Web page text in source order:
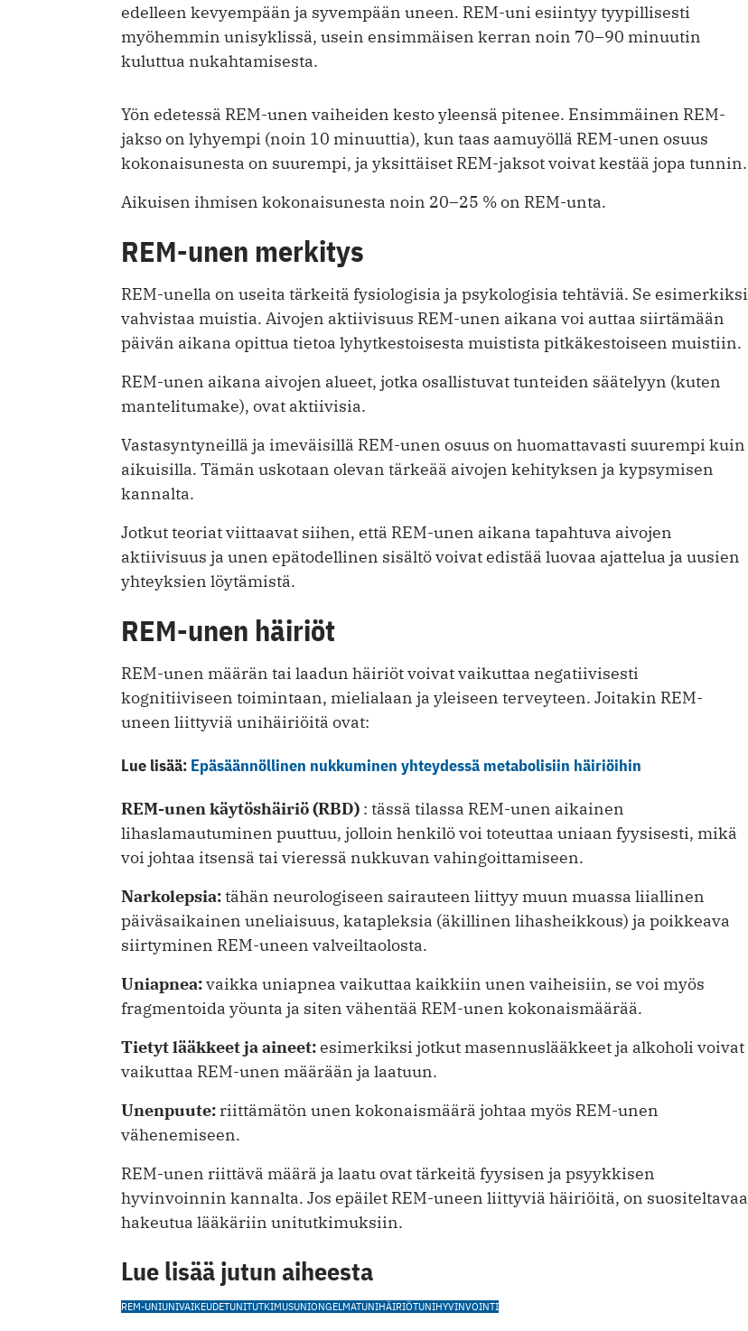
edelleen kevyempään ja syvempään uneen. REM-uni esiintyy tyypillisesti
myöhemmin unisyklissä, usein ensimmäisen kerran noin 70–90 minuutin
kuluttua nukahtamisesta.
Yön edetessä REM-unen vaiheiden kesto yleensä pitenee. Ensimmäinen REM-
jakso on lyhyempi (noin 10 minuuttia), kun taas aamuyöllä REM-unen osuus
kokonaisunesta on suurempi, ja yksittäiset REM-jaksot voivat kestää jopa tunnin.
Aikuisen ihmisen kokonaisunesta noin 20–25 % on REM-unta.
REM-unen merkitys
REM-unella on useita tärkeitä fysiologisia ja psykologisia tehtäviä. Se esimerkiksi
vahvistaa muistia. Aivojen aktiivisuus REM-unen aikana voi auttaa siirtämään
päivän aikana opittua tietoa lyhytkestoisesta muistista pitkäkestoiseen muistiin.
REM-unen aikana aivojen alueet, jotka osallistuvat tunteiden säätelyyn (kuten
mantelitumake), ovat aktiivisia.
Vastasyntyneillä ja imeväisillä REM-unen osuus on huomattavasti suurempi kuin
aikuisilla. Tämän uskotaan olevan tärkeää aivojen kehityksen ja kypsymisen
kannalta.
Jotkut teoriat viittaavat siihen, että REM-unen aikana tapahtuva aivojen
aktiivisuus ja unen epätodellinen sisältö voivat edistää luovaa ajattelua ja uusien
yhteyksien löytämistä.
REM-unen häiriöt
REM-unen määrän tai laadun häiriöt voivat vaikuttaa negatiivisesti
kognitiiviseen toimintaan, mielialaan ja yleiseen terveyteen. Joitakin REM-
uneen liittyviä unihäiriöitä ovat:
Lue lisää: Epäsäännöllinen nukkuminen yhteydessä metabolisiin häiriöihin
REM-unen käytöshäiriö (RBD) : tässä tilassa REM-unen aikainen
lihaslamautuminen puuttuu, jolloin henkilö voi toteuttaa uniaan fyysisesti, mikä
voi johtaa itsensä tai vieressä nukkuvan vahingoittamiseen.
Narkolepsia:tähän neurologiseen sairauteen liittyy muun muassa liiallinen
päiväsaikainen uneliaisuus, katapleksia (äkillinen lihasheikkous) ja poikkeava
siirtyminen REM-uneen valveiltaolosta.
Uniapnea:vaikka uniapnea vaikuttaa kaikkiin unen vaiheisiin, se voi myös
fragmentoida yöunta ja siten vähentää REM-unen kokonaismäärää.
Tietyt lääkkeet ja aineet:esimerkiksi jotkut masennuslääkkeet ja alkoholi voivat
vaikuttaa REM-unen määrään ja laatuun.
Unenpuute: riittämätön unen kokonaismäärä johtaa myös REM-unen
vähenemiseen.
REM-unen riittävä määrä ja laatu ovat tärkeitä fyysisen ja psyykkisen
hyvinvoinnin kannalta. Jos epäilet REM-uneen liittyviä häiriöitä, on suositeltavaa
hakeutua lääkäriin unitutkimuksiin.
Lue lisää jutun aiheesta
REM-UNIUNIVAIKEUDETUNITUTKIMUSUNIONGELMATUNIHÄIRIÖTUNIHYVINVOINTI